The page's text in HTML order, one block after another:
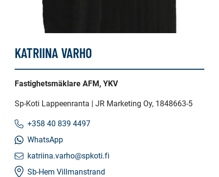
KATRIINA VARHO
Fastighetsmäklare AFM, YKV
Sp-Koti Lappeenranta | JR Marketing Oy, 1848663-5
+358 40 839 4497
WhatsApp
katriina.varho@spkoti.fi
Sb-Hem Villmanstrand